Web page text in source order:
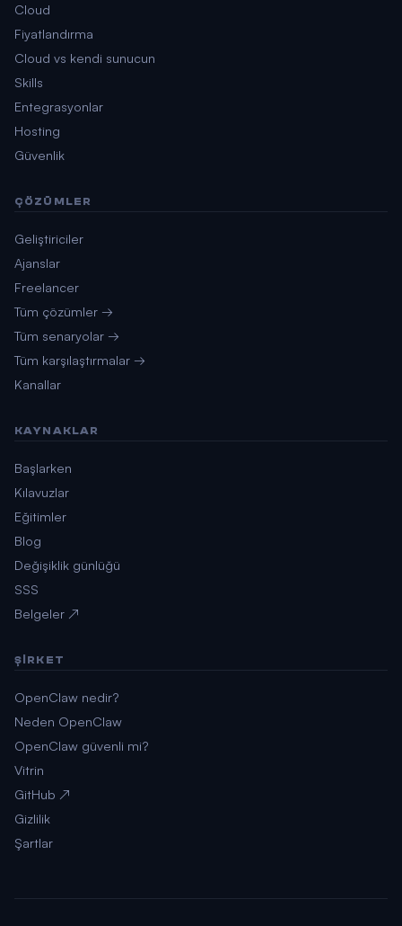
Cloud
Fiyatlandırma
Cloud vs kendi sunucun
Skills
Entegrasyonlar
Hosting
Güvenlik
ÇÖZÜMLER
Geliştiriciler
Ajanslar
Freelancer
Tüm çözümler →
Tüm senaryolar →
Tüm karşılaştırmalar →
Kanallar
KAYNAKLAR
Başlarken
Kılavuzlar
Eğitimler
Blog
Değişiklik günlüğü
SSS
Belgeler ↗
ŞIRKET
OpenClaw nedir?
Neden OpenClaw
OpenClaw güvenli mi?
Vitrin
GitHub ↗
Gizlilik
Şartlar